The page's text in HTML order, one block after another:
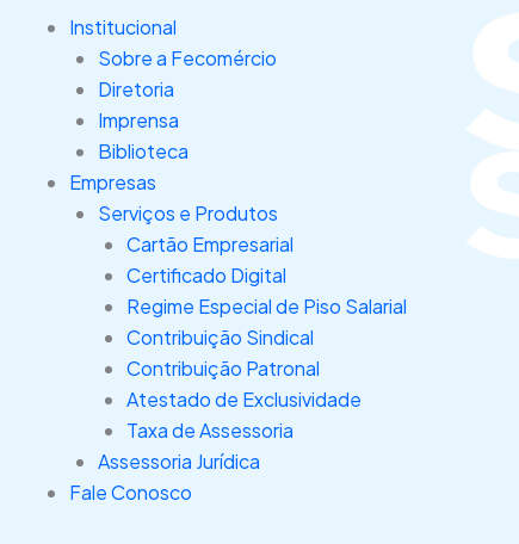
Institucional
Sobre a Fecomércio
Diretoria
Imprensa
Biblioteca
Empresas
Serviços e Produtos
Cartão Empresarial
Certificado Digital
Regime Especial de Piso Salarial
Contribuição Sindical
Contribuição Patronal
Atestado de Exclusividade
Taxa de Assessoria
Assessoria Jurídica
Fale Conosco